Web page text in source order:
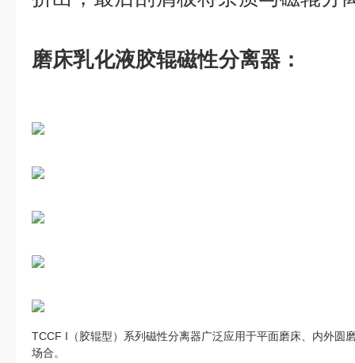
磨床乳化液胶辊磁性分离器 ：
TCCF I（胶辊型）系列磁性分离器广泛应用于平面磨床、内外圆
场合。